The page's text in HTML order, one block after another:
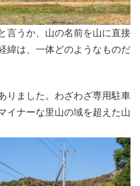
言うか、山の名前を山に直接
緯は、一体どのようなものだ
りました。わざわざ専用駐車
イナーな里山の域を超えた山